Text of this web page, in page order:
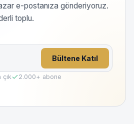
e-postanıza gönderiyoruz.
toplu.
Bültene Katıl
çık 2.000+ abone